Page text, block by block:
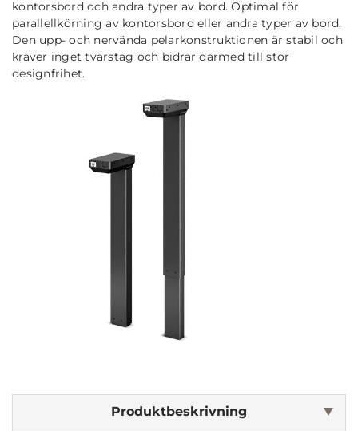
kontorsbord och andra typer av bord. Optimal för
parallellkörning av kontorsbord eller andra typer av bord.
Den upp- och nervända pelarkonstruktionen är stabil och
kräver inget tvärstag och bidrar därmed till stor
designfrihet.
Produktbeskrivning